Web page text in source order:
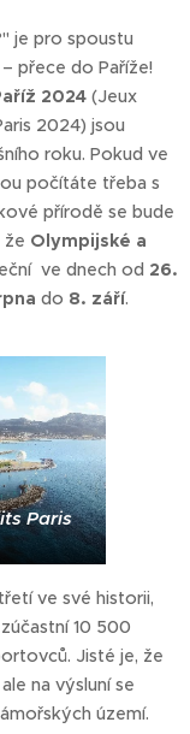
je pro spoustu
přece do Paříže!
2024 (Jeux
2024) jsou
roku. Pokud ve
počítáte třeba s
přírodě se bude
že Olympijské a
ve dnech od 26.
do 8. září.
Paris
ve své historii,
10 500
Jisté je, že
na výsluní se
území.